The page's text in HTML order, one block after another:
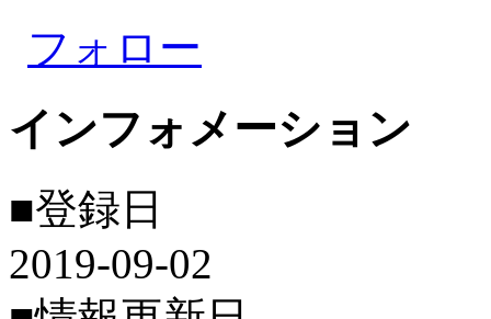
フォロー
インフォメーション
■登録日
2019-09-02